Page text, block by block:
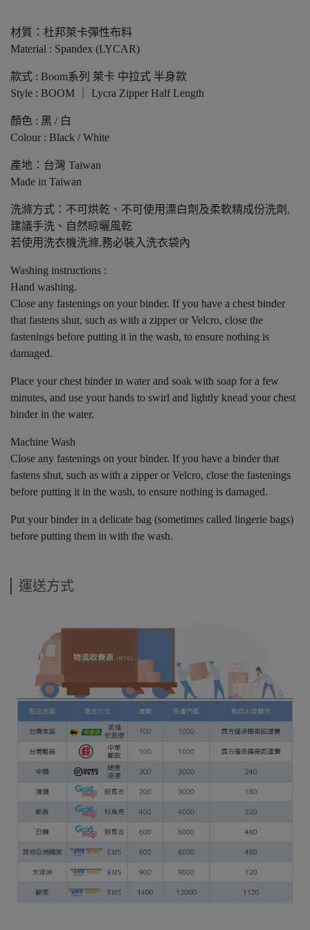
材質：杜邦萊卡彈性布料
Material : Spandex (LYCAR)
款式 : Boom系列 萊卡 中拉式 半身款
Style : BOOM ｜ Lycra Zipper Half Length
顏色 : 黑 / 白
Colour : Black / White
產地：台灣 Taiwan
Made in Taiwan
洗滌方式：不可烘乾、不可使用漂白劑及柔軟精成份洗劑,
建議手洗、自然晾曬風乾
若使用洗衣機洗滌,務必裝入洗衣袋內
Washing instructions :
Hand washing.
Close any fastenings on your binder. If you have a chest binder
that fastens shut, such as with a zipper or Velcro, close the
fastenings before putting it in the wash, to ensure nothing is
damaged.
Place your chest binder in water and soak with soap for a few
minutes, and use your hands to swirl and lightly knead your chest
binder in the water.
Machine Wash
Close any fastenings on your binder. If you have a binder that
fastens shut, such as with a zipper or Velcro, close the fastenings
before putting it in the wash, to ensure nothing is damaged.
Put your binder in a delicate bag (sometimes called lingerie bags)
before putting them in with the wash.
運送方式